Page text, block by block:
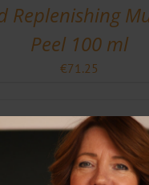
Replenishing
Peel 100 ml
€71.25